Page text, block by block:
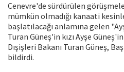
Cenevre'de sürdürülen
mümkün olmadığı kanaati
başlatılacağı anlamına gelen
Turan Güneş'in kızı Ayşe
Dışişleri Bakanı Turan Güneş,
bildirdi.